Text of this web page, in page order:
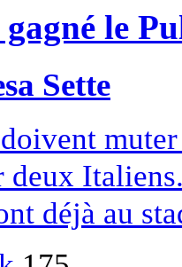
le
Sette
déjà au